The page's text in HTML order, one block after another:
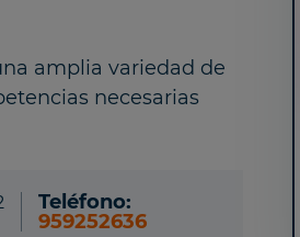
amplia variedad de
necesarias
Teléfono:
959252636